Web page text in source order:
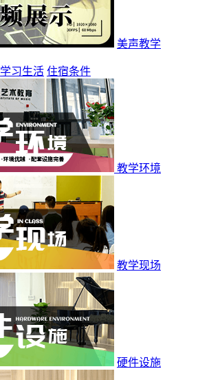
美声教学
学习生活 住宿条件
教学环境
教学现场
硬件设施